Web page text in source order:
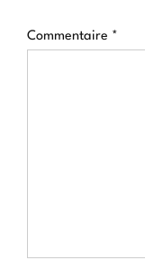
Commentaire *